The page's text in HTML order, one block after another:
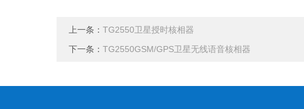
上一条： TG2550卫星授时核相器
下一条： TG2550GSM/GPS卫星无线语音核相器